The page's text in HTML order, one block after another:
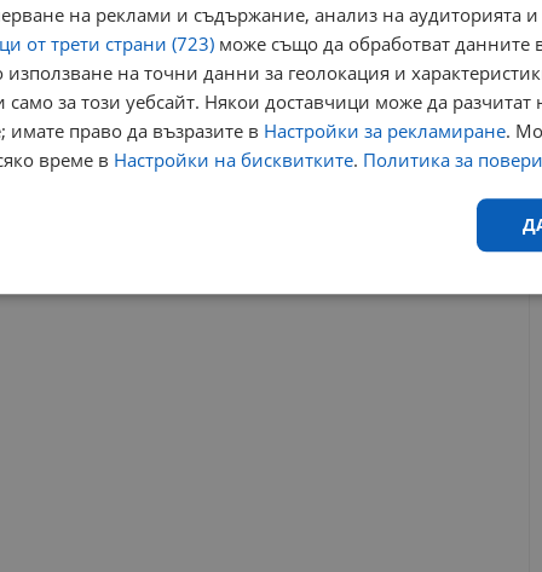
в региона. В миналото той участва в изграждането на
и Турция.
дълбочина от 2 150 метра под морската повърхност“,
като крайъгълен камък в подводното
16 милиарда кубически метра газ.
на реклами и съдържание, анализ на аудиторията
от трети страни (723) може също да обработват данните
на точни данни за геолокация и
за този уебсайт. Някои доставчици може да разчитат
имате право да възразите в Настройки за рекламиране.
време в Настройки на бисквитките. Политика за
Ефективност Таргетиране Функционалност